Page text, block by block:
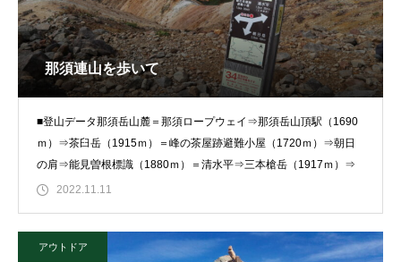
那須連山を歩いて
■登山データ那須岳山麓＝那須ロープウェイ⇒那須岳山頂駅（1690
ｍ）⇒茶臼岳（1915ｍ）＝峰の茶屋跡避難小屋（1720ｍ）⇒朝日
の肩⇒能見曽根標識（1880ｍ）＝清水平⇒三本槍岳（1917ｍ）⇒
2022.11.11
アウトドア